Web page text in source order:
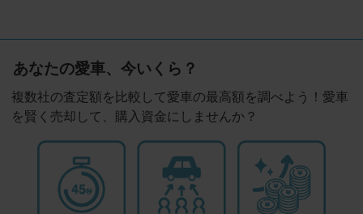
あなたの愛車、今いくら？
複数社の査定額を比較して愛車の最高額を調べよう！愛車
を賢く売却して、購入資金にしませんか？